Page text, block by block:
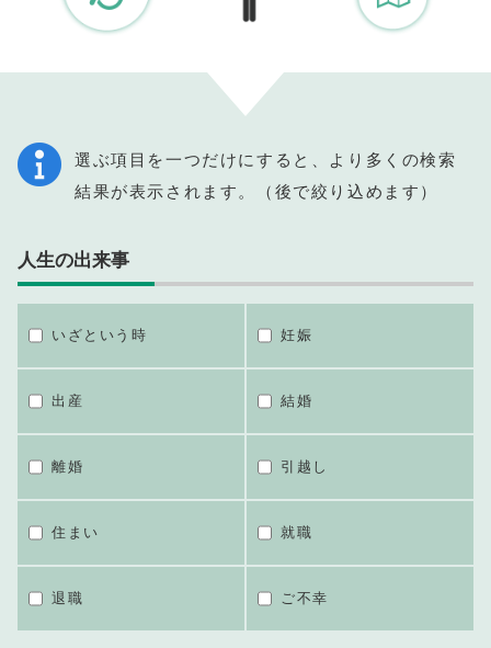
選ぶ項目を一つだけにすると、より多くの検索
結果が表示されます。（後で絞り込めます）
人生の出来事
いざという時 妊娠
出産 結婚
離婚 引越し
住まい 就職
退職 ご不幸